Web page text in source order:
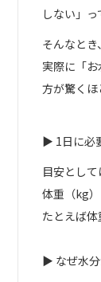
しない」
そんなとき
実際に「
方が驚くほ
▶︎ 1日に必
目安として
体重（kg
たとえば
▶︎ なぜ水分